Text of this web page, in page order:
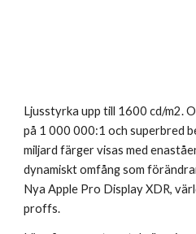
Ljusstyrka upp till 1600 cd/m2.
på 1 000 000:1 och superbred
miljard färger visas med
dynamiskt omfång som
Nya Apple Pro Display XDR,
proffs.